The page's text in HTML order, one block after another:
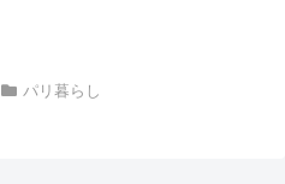
パリ暮らし